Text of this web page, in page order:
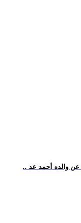
عن والده أحمد عد